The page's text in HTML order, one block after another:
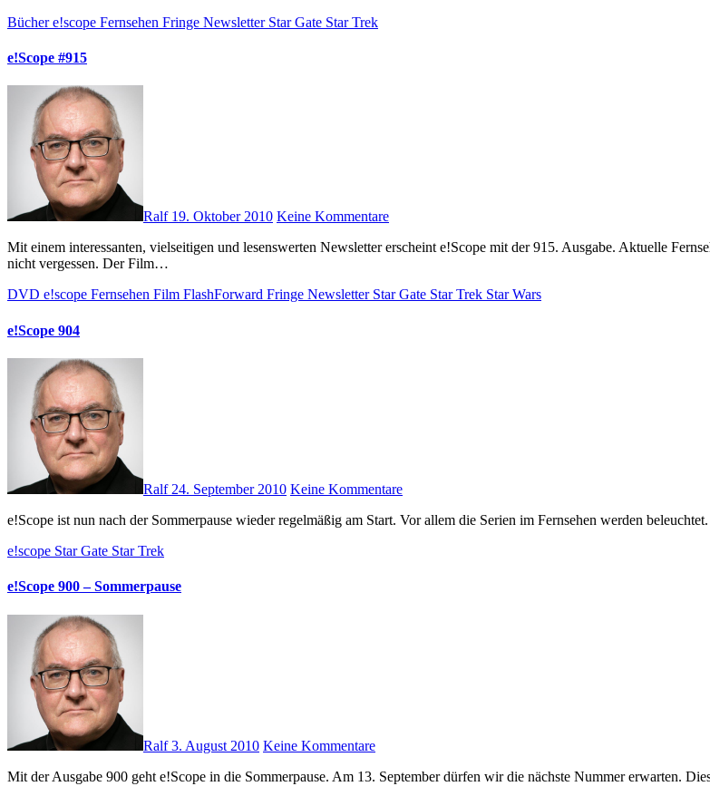
Büchere!scope Fernsehen Fringe Newsletter Star Gate Star Trek
e!Scope #915
Ralf 19. Oktober 2010 Keine Kommentare
Mit einem interessanten, vielseitigen und lesenswerten Newsletter erscheint e!Scope mit der 915. Ausgabe. Aktuelle Fernsehserien werden besprochen, aber auch ältere wie z.B. „Buffy“ und „Akte X“werden
nicht vergessen. Der Film…
DVD e!scope Fernsehen Film FlashForward Fringe Newsletter Star Gate Star Trek Star Wars
e!Scope 904
Ralf 24. September 2010 Keine Kommentare
e!Scope ist nun nach der Sommerpause wieder regelmäßig am Start. Vor allem die Serien im Fernsehen werden
e!scope Star Gate Star Trek
e!Scope 900 – Sommerpause
Ralf3. August 2010 Keine Kommentare
Mit der Ausgabe 900 geht e!Scope in die Sommerpause. Am 13. September dürfen wir die nächste Nummer erwarten.